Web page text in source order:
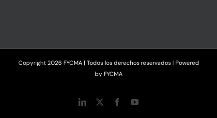
Copyright2026 FYCMA | Todos los derechos reservados | Powered
byFYCMA
LinkedIn FacebookYouTube